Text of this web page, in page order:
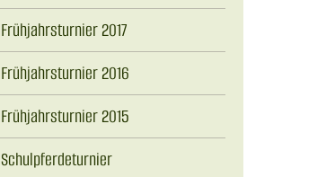
Frühjahrsturnier 2017
Frühjahrsturnier 2016
Frühjahrsturnier 2015
Schulpferdeturnier